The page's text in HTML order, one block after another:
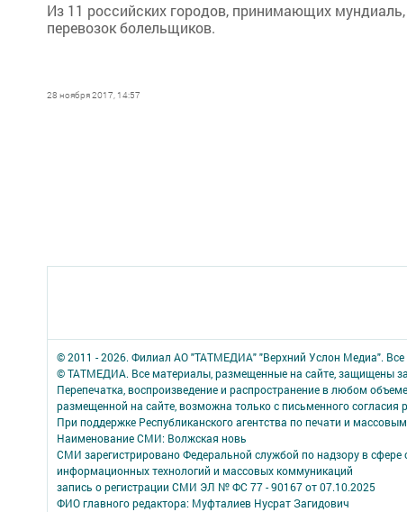
Из 11 российских городов, принимающих
перевозок болельщиков.
28 ноября 2017, 14:57
© 2011 - 2026. Филиал АО "ТАТМЕДИА" "Верхний Услон Медиа".
© ТАТМЕДИА. Все материалы, размещенные на сайте, защищены
Перепечатка, воспроизведение и распространение в любом
размещенной на сайте, возможна только с письменного согласия
При поддержке Республиканского агентства по печати и
Наименование СМИ: Волжская новь
СМИ зарегистрировано Федеральной службой по надзору в сфере
информационных технологий и массовых коммуникаций
запись о регистрации СМИ ЭЛ № ФС 77 - 90167 от 07.10.2025
ФИО главного редактора: Муфталиев Нусрат Загидович